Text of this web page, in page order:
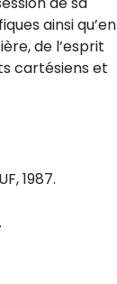
ainsi qu’en
de l’esprit
cartésiens et
1987.